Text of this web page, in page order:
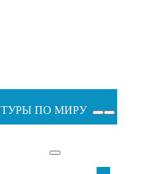
ТУРЫ ПО МИРУ